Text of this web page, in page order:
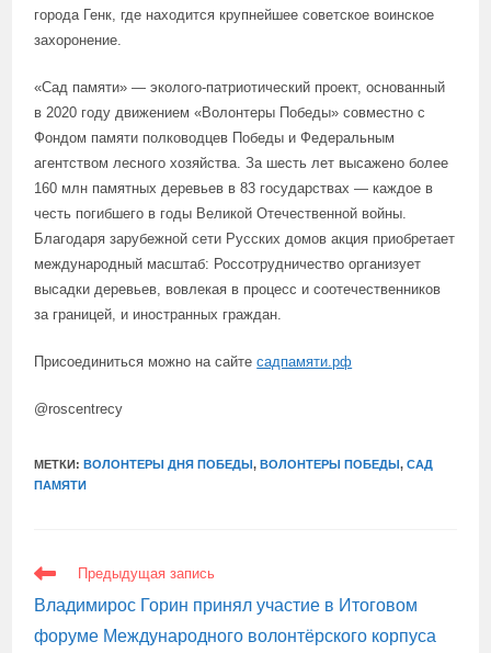
города Генк, где находится крупнейшее советское воинское
захоронение.
«Сад памяти» — эколого-патриотический проект, основанный
в 2020 году движением «Волонтеры Победы» совместно с
Фондом памяти полководцев Победы и Федеральным
агентством лесного хозяйства. За шесть лет высажено более
160 млн памятных деревьев в 83 государствах — каждое в
честь погибшего в годы Великой Отечественной войны.
Благодаря зарубежной сети Русских домов акция приобретает
международный масштаб: Россотрудничество организует
высадки деревьев, вовлекая в процесс и соотечественников
за границей, и иностранных граждан.
Присоединиться можно на сайтесадпамяти.рф
@roscentrecy
МЕТКИ: ВОЛОНТЕРЫ ДНЯ ПОБЕДЫ, ВОЛОНТЕРЫ ПОБЕДЫ, САД
ПАМЯТИ
ЕЩЕ
СТАТЬИ
Предыдущая запись
Владимирос Горин принял участие в Итоговом
форуме Международного волонтёрского корпуса